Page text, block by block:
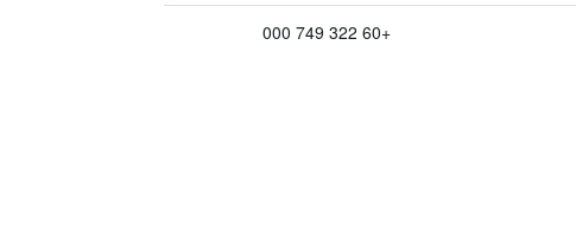
+60 322 749 000